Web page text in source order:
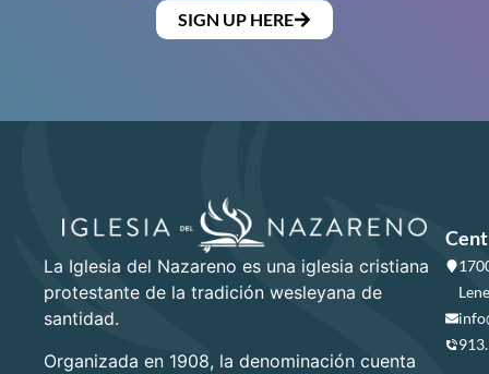
SIGN UP HERE
La Iglesia del Nazareno es una iglesia cristiana
protestante de la tradición wesleyana de
santidad.
Organizada en 1908, la denominación cuenta